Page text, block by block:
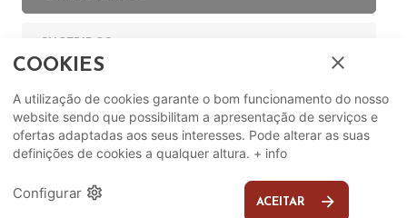
EM DESTAQUE
COOKIES close
A utilização de cookies garante o bom funcionamento do nosso
website sendo que possibilitam a apresentação de serviços e
ofertas adaptadas aos seus interesses. Pode alterar as suas
definições de cookies a qualquer altura. + info
Configurar settings ACEITAR arrow_forward